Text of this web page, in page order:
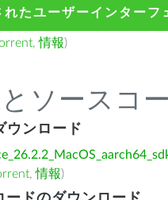
れたユーザーインターフ
,情報)
ソースコ
ウンロード
,情報)